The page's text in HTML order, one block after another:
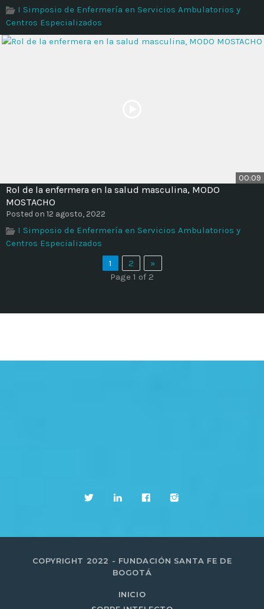
I Simposio de Enfermería en Servicios Ambulatorios y
Centros Especializados
00:09
Rol de la enfermera en la salud masculina, MODO
MOSTACHO
Posted on 12 agosto, 2022
I Simposio de Enfermería en Servicios Ambulatorios y
Centros Especializados
1
2
»
Page 1 of 2
COPYRIGHT 2022 - FUNDACIÓN SANTA FE DE
BOGOTÁ
INICIO